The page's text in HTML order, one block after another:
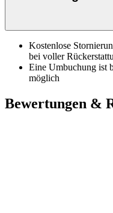
Kostenlose
bei voller
Eine Umbuchung ist
möglich
Bewertungen &